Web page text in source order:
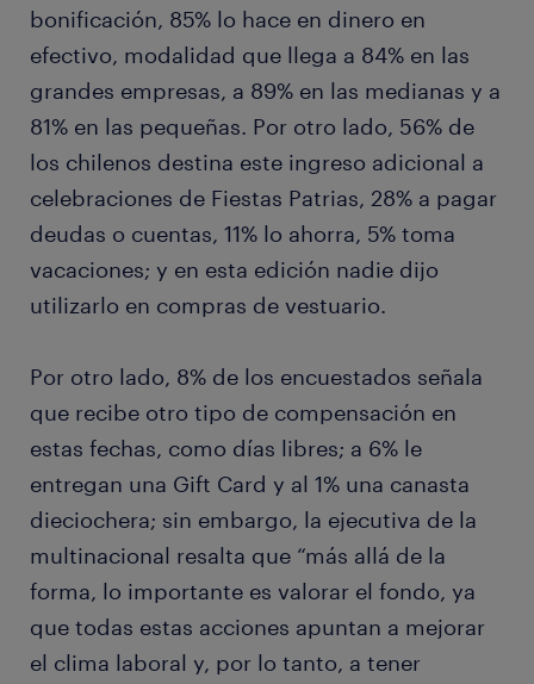
bonificación, 85% lo hace en dinero en
efectivo, modalidad que llega a 84% en las
grandes empresas, a 89% en las medianas y a
81% en las pequeñas. Por otro lado, 56% de
los chilenos destina este ingreso adicional a
celebraciones de Fiestas Patrias, 28% a pagar
deudas o cuentas, 11% lo ahorra, 5% toma
vacaciones; y en esta edición nadie dijo
utilizarlo en compras de vestuario.
Por otro lado, 8% de los encuestados señala
que recibe otro tipo de compensación en
estas fechas, como días libres; a 6% le
entregan una Gift Card y al 1% una canasta
dieciochera; sin embargo, la ejecutiva de la
multinacional resalta que “más allá de la
forma, lo importante es valorar el fondo, ya
que todas estas acciones apuntan a mejorar
el clima laboral y, por lo tanto, a tener